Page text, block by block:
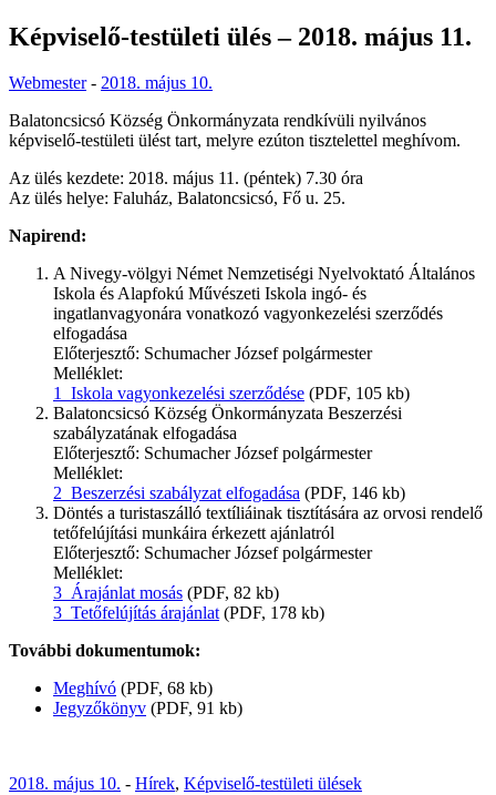
Képviselő-testületi ülés – 2018. május 11.
Webmester- 2018. május 10.
Balatoncsicsó Község Önkormányzata rendkívüli nyilvános
képviselő-testületi ülést tart, melyre ezúton tisztelettel meghívom.
Az ülés kezdete: 2018. május 11. (péntek) 7.30 óra
Az ülés helye: Faluház, Balatoncsicsó, Fő u. 25.
Napirend:
A Nivegy-völgyi Német Nemzetiségi Nyelvoktató Általános
Iskola és Alapfokú Művészeti Iskola ingó- és
ingatlanvagyonára vonatkozó vagyonkezelési szerződés
elfogadása
Előterjesztő: Schumacher József polgármester
Melléklet:
1_Iskola vagyonkezelési szerződése (PDF, 105 kb)
Balatoncsicsó Község Önkormányzata Beszerzési
szabályzatának elfogadása
Előterjesztő: Schumacher József polgármester
Melléklet:
2_Beszerzési szabályzat elfogadása (PDF, 146 kb)
Döntés a turistaszálló textíliáinak tisztítására az orvosi rendelő
tetőfelújítási munkáira érkezett ajánlatról
Előterjesztő: Schumacher József polgármester
Melléklet:
3_Árajánlat mosás (PDF, 82 kb)
3_Tetőfelújítás árajánlat(PDF, 178 kb)
További dokumentumok:
Meghívó (PDF, 68 kb)
Jegyzőkönyv (PDF, 91 kb)
2018. május 10. - Hírek, Képviselő-testületi ülések